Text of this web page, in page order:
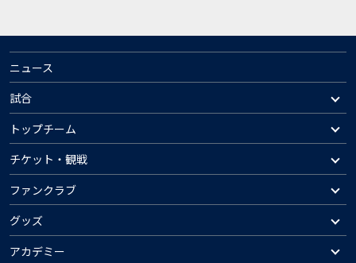
ニュース
試合
トップチーム
チケット・観戦
ファンクラブ
グッズ
アカデミー